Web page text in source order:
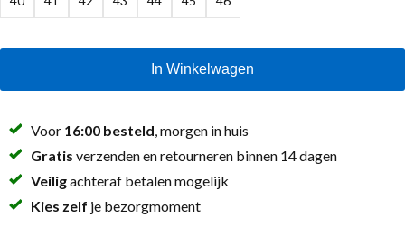
Enkellaarsjes met rits
MAG Iconen
In Winkelwagen
Voor 16:00 besteld , morgen in huis
Gratis verzenden en retourneren binnen 14 dagen
Veiligachteraf betalen mogelijk
Kies zelf je bezorgmoment